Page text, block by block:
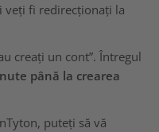
veți fi redirecționați la
creați un cont”. Întregul
până la crearea
puteți să vă